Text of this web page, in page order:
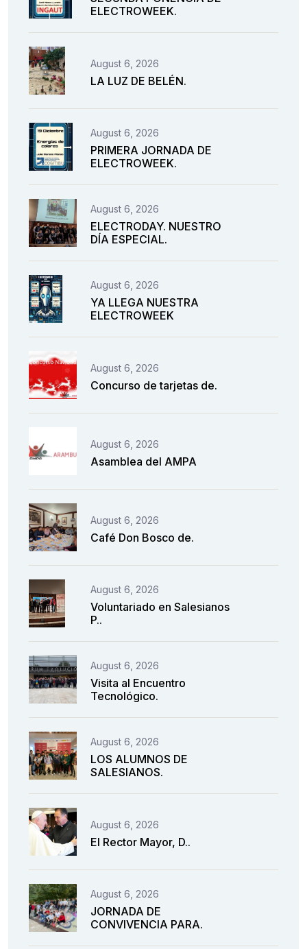
ELECTROWEEK.
August 6, 2026
LA LUZ DE BELÉN.
August 6, 2026
PRIMERA JORNADA DE
ELECTROWEEK.
August 6, 2026
ELECTRODAY. NUESTRO
DÍA ESPECIAL.
August 6, 2026
YA LLEGA NUESTRA
ELECTROWEEK
August 6, 2026
Concurso de tarjetas de.
August 6, 2026
Asamblea del AMPA
August 6, 2026
Café Don Bosco de.
August 6, 2026
Voluntariado en Salesianos
P..
August 6, 2026
Visita al Encuentro
Tecnológico.
August 6, 2026
LOS ALUMNOS DE
SALESIANOS.
August 6, 2026
El Rector Mayor, D..
August 6, 2026
JORNADA DE
CONVIVENCIA PARA.